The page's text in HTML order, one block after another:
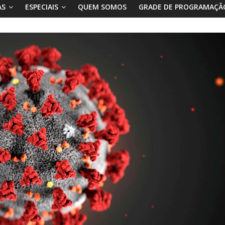
ESPECIAIS QUEM SOMOS GRADE DE